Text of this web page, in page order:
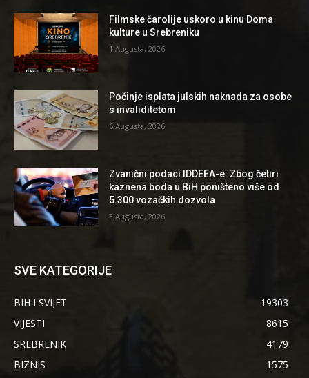
Filmske čarolije uskoro u kinu Doma
kulture u Srebreniku
1 Augusta, 2026
Počinje isplata julskih naknada za osobe
s invaliditetom
6 Augusta, 2026
Zvanični podaci IDDEEA-e: Zbog četiri
kaznena boda u BiH poništeno više od
5.300 vozačkih dozvola
3 Augusta, 2026
SVE KATEGORIJE
BIH I SVIJET
19303
VIJESTI
8615
SREBRENIK
4179
BIZNIS
1575